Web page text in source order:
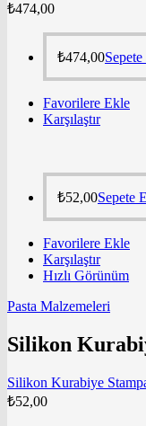
₺474,00
₺474,00
Favorilere Ekle
Karşılaştır
₺52,00Sepete
Favorilere Ekle
Karşılaştır
Hızlı Görünüm
Pasta Malzemeleri
Silikon
Silikon Kurabiye
₺52,00